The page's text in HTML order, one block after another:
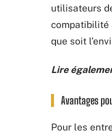
utilisateurs
compatibilité
que soit
Lire
Avantages
Pour les